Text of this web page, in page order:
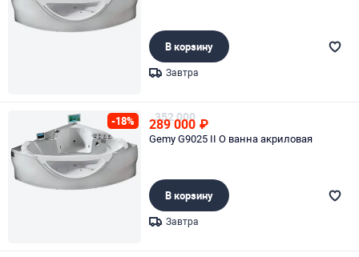
В корзину
Завтра
-18% 352 000
289 000 ₽
Gemy G9025 II O ванна акриловая
В корзину
Завтра